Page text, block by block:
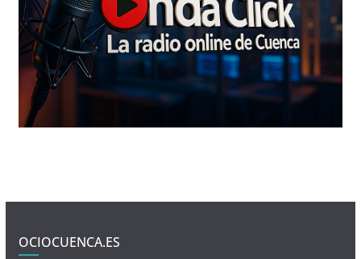
OCIOCUENCA.ES